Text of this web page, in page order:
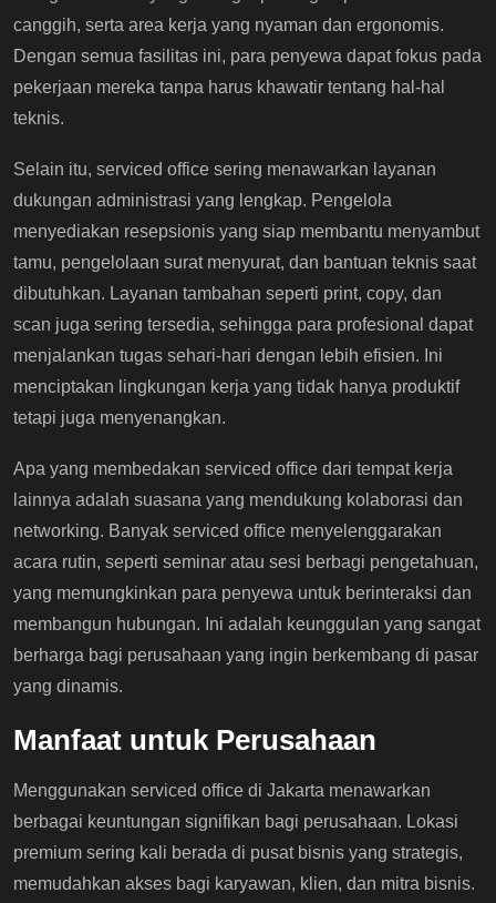
canggih, serta area kerja yang nyaman dan ergonomis.
Dengan semua fasilitas ini, para penyewa dapat fokus pada
pekerjaan mereka tanpa harus khawatir tentang hal-hal
teknis.
Selain itu, serviced office sering menawarkan layanan
dukungan administrasi yang lengkap. Pengelola
menyediakan resepsionis yang siap membantu menyambut
tamu, pengelolaan surat menyurat, dan bantuan teknis saat
dibutuhkan. Layanan tambahan seperti print, copy, dan
scan juga sering tersedia, sehingga para profesional dapat
menjalankan tugas sehari-hari dengan lebih efisien. Ini
menciptakan lingkungan kerja yang tidak hanya produktif
tetapi juga menyenangkan.
Apa yang membedakan serviced office dari tempat kerja
lainnya adalah suasana yang mendukung kolaborasi dan
networking. Banyak serviced office menyelenggarakan
acara rutin, seperti seminar atau sesi berbagi pengetahuan,
yang memungkinkan para penyewa untuk berinteraksi dan
membangun hubungan. Ini adalah keunggulan yang sangat
berharga bagi perusahaan yang ingin berkembang di pasar
yang dinamis.
Manfaat untuk Perusahaan
Menggunakan serviced office di Jakarta menawarkan
berbagai keuntungan signifikan bagi perusahaan. Lokasi
premium sering kali berada di pusat bisnis yang strategis,
memudahkan akses bagi karyawan, klien, dan mitra bisnis.